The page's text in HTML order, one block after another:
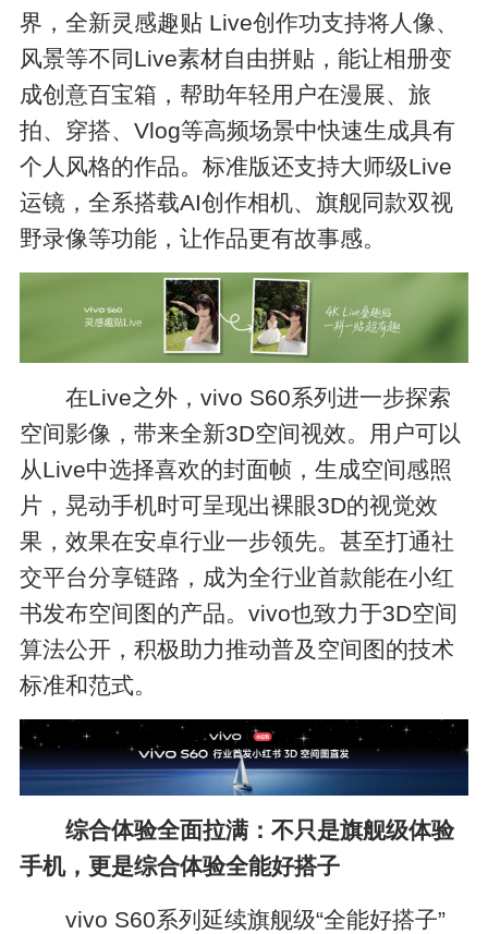
界，全新灵感趣贴 Live创作功支持将人像、
风景等不同Live素材自由拼贴，能让相册变
成创意百宝箱，帮助年轻用户在漫展、旅
拍、穿搭、Vlog等高频场景中快速生成具有
个人风格的作品。标准版还支持大师级Live
运镜，全系搭载AI创作相机、旗舰同款双视
野录像等功能，让作品更有故事感。
在Live之外，vivo S60系列进一步探索
空间影像，带来全新3D空间视效。用户可以
从Live中选择喜欢的封面帧，生成空间感照
片，晃动手机时可呈现出裸眼3D的视觉效
果，效果在安卓行业一步领先。甚至打通社
交平台分享链路，成为全行业首款能在小红
书发布空间图的产品。vivo也致力于3D空间
算法公开，积极助力推动普及空间图的技术
标准和范式。
综合体验全面拉满：不只是旗舰级体验
手机，更是综合体验全能好搭子
vivo S60系列延续旗舰级“全能好搭子”